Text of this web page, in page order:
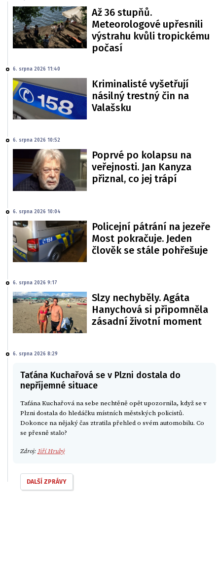
Až 36 stupňů.
Meteorologové upřesnili
výstrahu kvůli tropickému
počasí
6. srpna 2026 11:40
Kriminalisté vyšetřují
násilný trestný čin na
Valašsku
6. srpna 2026 10:52
Poprvé po kolapsu na
veřejnosti. Jan Kanyza
přiznal, co jej trápí
6. srpna 2026 10:04
Policejní pátrání na jezeře
Most pokračuje. Jeden
člověk se stále pohřešuje
6. srpna 2026 9:17
Slzy nechyběly. Agáta
Hanychová si připomněla
zásadní životní moment
6. srpna 2026 8:29
Taťána Kuchařová se v Plzni dostala do
nepříjemné situace
Taťána Kuchařová na sebe nechtěně opět upozornila, když se v
Plzni dostala do hledáčku místních městských policistů.
Dokonce na nějaký čas ztratila přehled o svém automobilu. Co
se přesně stalo?
Zdroj: Jiří Hrubý
DALŠÍ ZPRÁVY